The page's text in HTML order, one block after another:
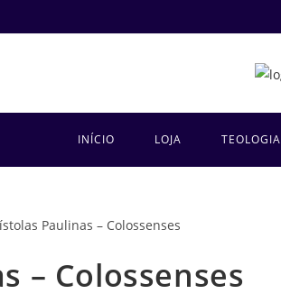
INÍCIO LOJA TEOLOGIA
– Colossenses